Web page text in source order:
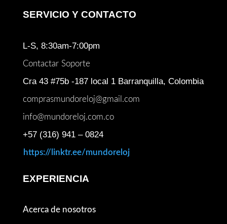
SERVICIO Y CONTACTO
L-S, 8:30am-7:00pm
Contactar Soporte
Cra 43 #75b -187 local 1 Barranquilla, Colombia
comprasmundoreloj@gmail.com
info@mundoreloj.com.co
+57 (316) 941 – 0824
https://linktr.ee/mundoreloj
EXPERIENCIA
Acerca de nosotros